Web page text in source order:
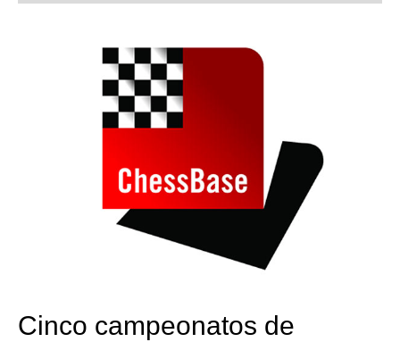
train more efficiently, intelligently and with a
Cinco campeonatos de